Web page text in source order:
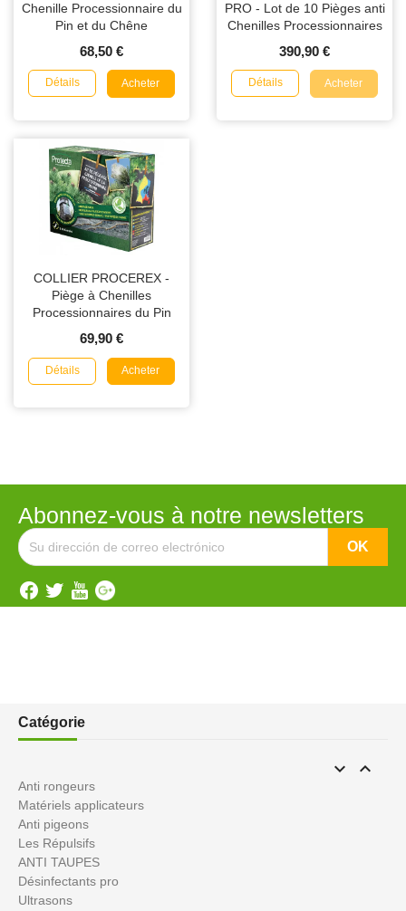
Chenille Processionnaire du
Pin et du Chêne
68,50 €
Détails Acheter
PRO - Lot de 10 Pièges anti
Chenilles Processionnaires
390,90 €
Détails Acheter
COLLIER PROCEREX -
Piège à Chenilles
Processionnaires du Pin
(arbre de diamètre 35cm ou
périmètre 110cm)
69,90 €
Détails Acheter
Abonnez-vous à notre newsletters
Catégorie
 
Anti rongeurs
Matériels applicateurs
Anti pigeons
Les Répulsifs
ANTI TAUPES
Désinfectants pro
Ultrasons